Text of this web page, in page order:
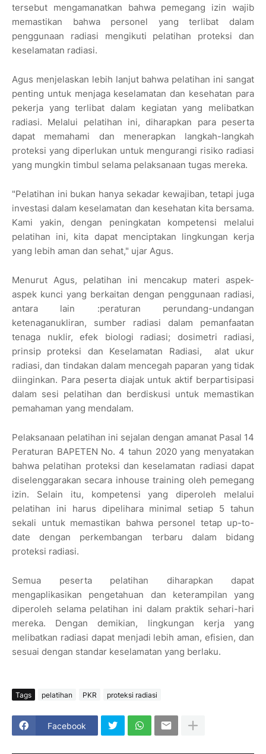
tersebut mengamanatkan bahwa pemegang izin wajib
memastikan bahwa personel yang terlibat dalam
penggunaan radiasi mengikuti pelatihan proteksi dan
keselamatan radiasi.
Agus menjelaskan lebih lanjut bahwa pelatihan ini sangat
penting untuk menjaga keselamatan dan kesehatan para
pekerja yang terlibat dalam kegiatan yang melibatkan
radiasi. Melalui pelatihan ini, diharapkan para peserta
dapat memahami dan menerapkan langkah-langkah
proteksi yang diperlukan untuk mengurangi risiko radiasi
yang mungkin timbul selama pelaksanaan tugas mereka.
"Pelatihan ini bukan hanya sekadar kewajiban, tetapi juga
investasi dalam keselamatan dan kesehatan kita bersama.
Kami yakin, dengan peningkatan kompetensi melalui
pelatihan ini, kita dapat menciptakan lingkungan kerja
yang lebih aman dan sehat," ujar Agus.
Menurut Agus, pelatihan ini mencakup materi aspek-
aspek kunci yang berkaitan dengan penggunaan radiasi,
antara lain :peraturan perundang-undangan
ketenaganukliran, sumber radiasi dalam pemanfaatan
tenaga nuklir, efek biologi radiasi; dosimetri radiasi,
prinsip proteksi dan Keselamatan Radiasi, alat ukur
radiasi, dan tindakan dalam mencegah paparan yang tidak
diinginkan. Para peserta diajak untuk aktif berpartisipasi
dalam sesi pelatihan dan berdiskusi untuk memastikan
pemahaman yang mendalam.
Pelaksanaan pelatihan ini sejalan dengan amanat Pasal 14
Peraturan BAPETEN No. 4 tahun 2020 yang menyatakan
bahwa pelatihan proteksi dan keselamatan radiasi dapat
diselenggarakan secara inhouse training oleh pemegang
izin. Selain itu, kompetensi yang diperoleh melalui
pelatihan ini harus dipelihara minimal setiap 5 tahun
sekali untuk memastikan bahwa personel tetap up-to-
date dengan perkembangan terbaru dalam bidang
proteksi radiasi.
Semua peserta pelatihan diharapkan dapat
mengaplikasikan pengetahuan dan keterampilan yang
diperoleh selama pelatihan ini dalam praktik sehari-hari
mereka. Dengan demikian, lingkungan kerja yang
melibatkan radiasi dapat menjadi lebih aman, efisien, dan
sesuai dengan standar keselamatan yang berlaku.
Tags pelatihan PKR proteksi radiasi
Facebook